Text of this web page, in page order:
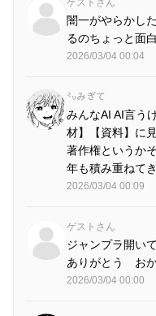
闇一がやらかし
るのちょっと面
2026/03/04 00:04
㍉みぎて
みんなAI AI言う
材】【資料】に
著作権というか
年も積み重ねて
2026/03/04 00:09
ゲストさん
ジャンプラ開い
ありがとう おか
2026/03/04 00:00